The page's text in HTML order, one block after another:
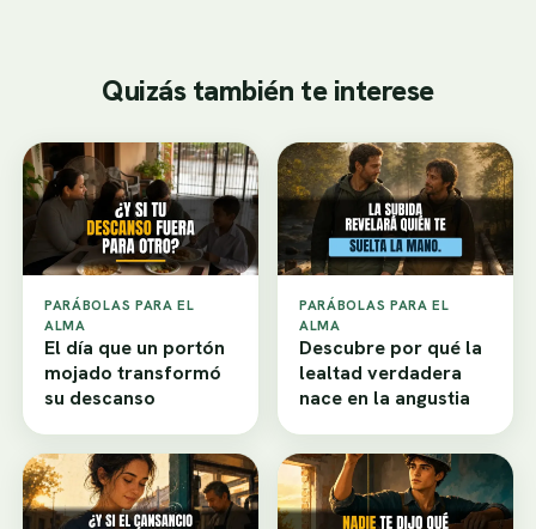
Quizás también te interese
PARÁBOLAS PARA EL
ALMA
El día que un portón
mojado transformó
su descanso
PARÁBOLAS PARA EL
ALMA
Descubre por qué la
lealtad verdadera
nace en la angustia